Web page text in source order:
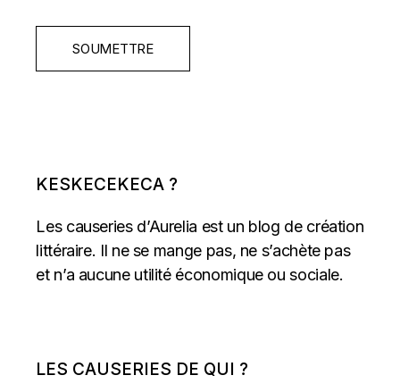
SOUMETTRE
KESKECEKECA ?
Les causeries d’Aurelia est un blog de création
littéraire. Il ne se mange pas, ne s’achète pas
et n’a aucune utilité économique ou sociale.
LES CAUSERIES DE QUI ?